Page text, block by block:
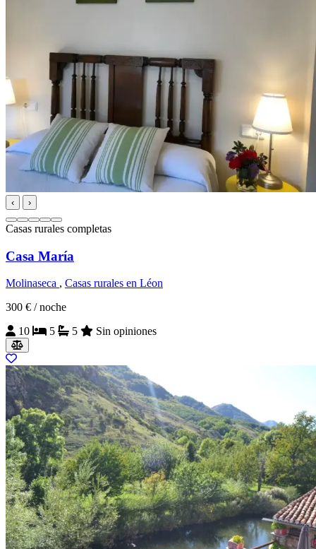
‹ ›
Casas rurales completas
Casa María
Molinaseca , Casas rurales en Léon
300 € / noche
10
5 5 Sin opiniones